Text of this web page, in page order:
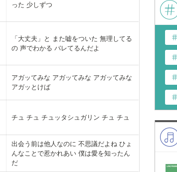
った 少しずつ
「大丈夫」と また嘘をついた 無理してる
の 声でわかる バレてるんだよ
アガッてみな アガッてみな アガッてみな
アガッとけば
チュ チュ チュッタシュガリン チュ チュ
出会う前は他人なのに 不思議だよね ひょ
んなことで惹かれあい 僕は愛を知ったん
だ